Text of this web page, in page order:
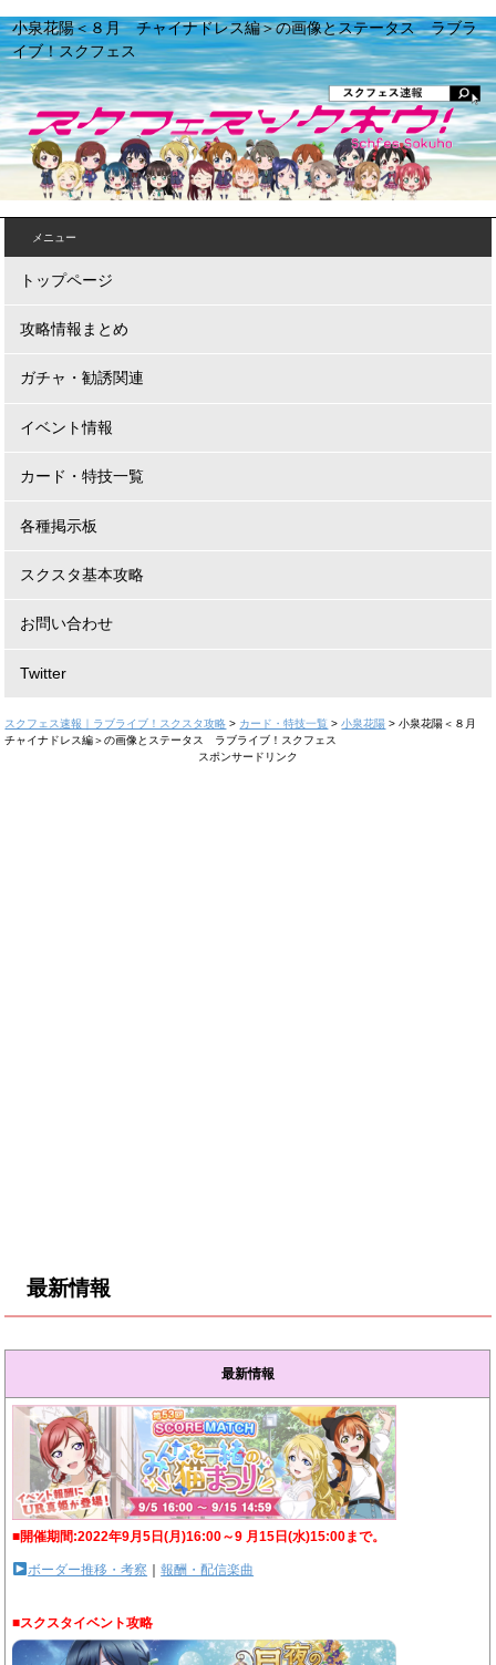
小泉花陽＜８月 チャイナドレス編＞の画像とステータス ラブラ
イブ！スクフェス
メニュー
トップページ
攻略情報まとめ
ガチャ・勧誘関連
イベント情報
カード・特技一覧
各種掲示板
スクスタ基本攻略
お問い合わせ
Twitter
スクフェス速報｜ラブライブ！スクスタ攻略 > カード・特技一覧 >小泉花陽 >小泉花陽＜８月
チャイナドレス編＞の画像とステータス ラブライブ！スクフェス
スポンサードリンク
最新情報
最新情報
■開催期間:2022年9月5日(月)16:00～9 月15日(水)15:00まで。
ボーダー推移・考察 ｜報酬・配信楽曲
■スクスタイベント攻略